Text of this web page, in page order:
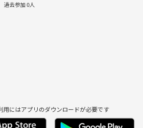
過去参加 0人
用にはアプリのダウンロードが必要です